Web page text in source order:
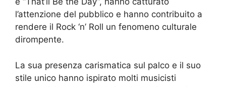
l’attenzione del pubblico e hanno contribuito a
rendere il Rock ‘n’ Roll un fenomeno culturale
dirompente.
La sua presenza carismatica sul palco e il suo
stile unico hanno ispirato molti musicisti